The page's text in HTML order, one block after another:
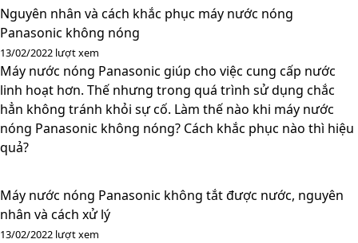
Nguyên nhân và cách khắc phục máy nước nóng
Panasonic không nóng
13/02/2022 lượt xem
Máy nước nóng Panasonic giúp cho việc cung cấp nước
linh hoạt hơn. Thế nhưng trong quá trình sử dụng chắc
hẳn không tránh khỏi sự cố. Làm thế nào khi máy nước
nóng Panasonic không nóng? Cách khắc phục nào thì hiệu
quả?
Máy nước nóng Panasonic không tắt được nước, nguyên
nhân và cách xử lý
13/02/2022 lượt xem